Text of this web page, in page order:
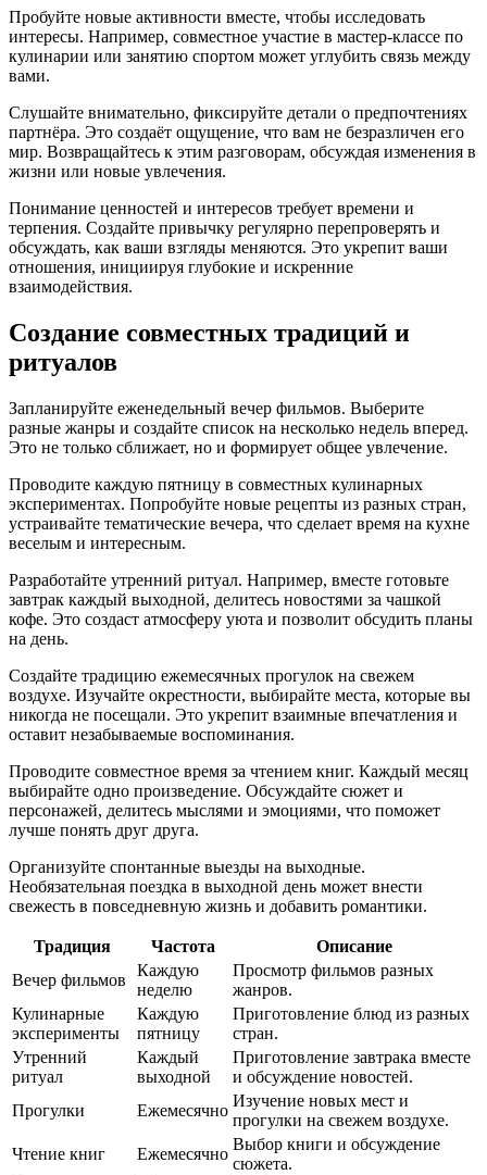
Пробуйте новые активности вместе, чтобы исследовать
интересы. Например, совместное участие в мастер-классе по
кулинарии или занятию спортом может углубить связь между
вами.
Слушайте внимательно, фиксируйте детали о предпочтениях
партнёра. Это создаёт ощущение, что вам не безразличен его
мир. Возвращайтесь к этим разговорам, обсуждая изменения в
жизни или новые увлечения.
Понимание ценностей и интересов требует времени и
терпения. Создайте привычку регулярно перепроверять и
обсуждать, как ваши взгляды меняются. Это укрепит ваши
отношения, инициируя глубокие и искренние
взаимодействия.
Создание совместных традиций и
ритуалов
Запланируйте еженедельный вечер фильмов. Выберите
разные жанры и создайте список на несколько недель вперед.
Это не только сближает, но и формирует общее увлечение.
Проводите каждую пятницу в совместных кулинарных
экспериментах. Попробуйте новые рецепты из разных стран,
устраивайте тематические вечера, что сделает время на кухне
веселым и интересным.
Разработайте утренний ритуал. Например, вместе готовьте
завтрак каждый выходной, делитесь новостями за чашкой
кофе. Это создаст атмосферу уюта и позволит обсудить планы
на день.
Создайте традицию ежемесячных прогулок на свежем
воздухе. Изучайте окрестности, выбирайте места, которые вы
никогда не посещали. Это укрепит взаимные впечатления и
оставит незабываемые воспоминания.
Проводите совместное время за чтением книг. Каждый месяц
выбирайте одно произведение. Обсуждайте сюжет и
персонажей, делитесь мыслями и эмоциями, что поможет
лучше понять друг друга.
Организуйте спонтанные выезды на выходные.
Необязательная поездка в выходной день может внести
свежесть в повседневную жизнь и добавить романтики.
Традиция Частота
Описание
Вечер фильмов
Каждую
неделю
Просмотр фильмов разных
жанров.
Кулинарные
эксперименты
Каждую
пятницу
Приготовление блюд из разных
стран.
Утренний
ритуал
Каждый
выходной
Приготовление завтрака вместе
и обсуждение новостей.
Прогулки
Ежемесячно
Изучение новых мест и
прогулки на свежем воздухе.
Чтение книг
Ежемесячно
Выбор книги и обсуждение
сюжета.